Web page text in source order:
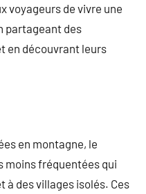
voyageurs de vivre une
partageant des
en découvrant leurs
en montagne, le
moins fréquentées qui
à des villages isolés. Ces